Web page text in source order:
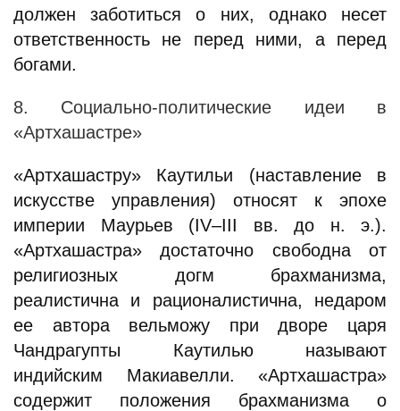
должен заботиться о них, однако несет
ответственность не перед ними, а перед
богами.
8. Социально-политические идеи в
«Артхашастре»
«Артхашастру» Каутильи (наставление в
искусстве управления) относят к эпохе
империи Маурьев (IV–III вв. до н. э.).
«Артхашастра» достаточно свободна от
религиозных догм брахманизма,
реалистична и рационалистична, недаром
ее автора вельможу при дворе царя
Чандрагупты Каутилью называют
индийским Макиавелли. «Артхашастра»
содержит положения брахманизма о